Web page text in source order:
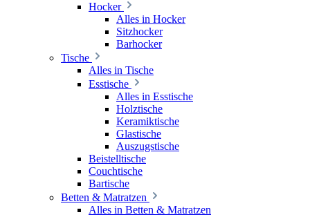
Hocker
Alles in Hocker
Sitzhocker
Barhocker
Tische
Alles in Tische
Esstische
Alles in Esstische
Holztische
Keramiktische
Glastische
Auszugstische
Beistelltische
Couchtische
Bartische
Betten & Matratzen
Alles in Betten & Matratzen